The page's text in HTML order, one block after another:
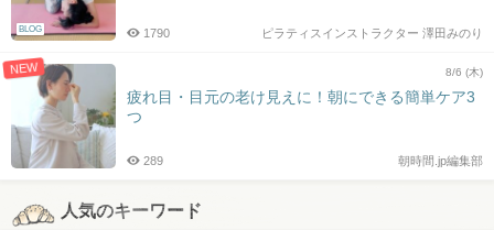
BLOG ピラティスインストラクター 澤田みのり
1790
NEW 8/6 (木)
疲れ目・目元の老け見えに！朝にできる簡単ケア3
つ
朝時間.jp編集部
289
人気のキーワード